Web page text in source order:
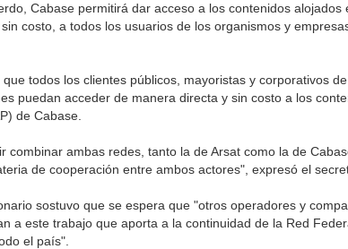
Cabase permitirá dar acceso a los contenidos alojados
costo, a todos los usuarios de los organismos y
que todos los clientes públicos, mayoristas y corporativos
puedan acceder de manera directa y sin costo a los
de Cabase.
combinar ambas redes, tanto la de Arsat como la de
de cooperación entre ambos actores", expresó el
sostuvo que se espera que "otros operadores y
a este trabajo que aporta a la continuidad de la Red
el país".